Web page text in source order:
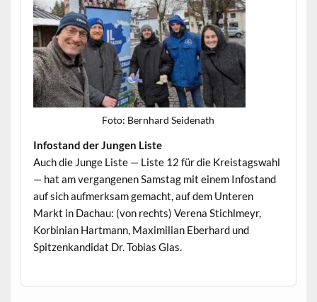
Foto: Bern­hard Seidenath
Info­s­tand der Jun­gen Liste
Auch die Junge Liste — Liste 12 für die Kreistagswahl
— hat am ver­gan­genen Sam­stag mit einem Info­s­tand
auf sich aufmerk­sam gemacht, auf dem Unteren
Markt in Dachau: (von rechts) Ver­e­na Stichlmeyr,
Korbin­ian Hart­mann, Max­i­m­il­ian Eber­hard und
Spitzenkan­di­dat Dr. Tobias Glas.